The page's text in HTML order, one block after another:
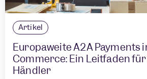
Artikel
Europaweite A2A Payments
Commerce: Ein Leitfaden
Händler